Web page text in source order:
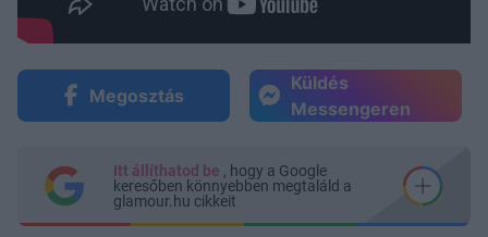
Megosztás
Küldés
Messengeren
Itt állíthatod be , hogy a Google
keresőben könnyebben megtaláld a
glamour.hu cikkeit